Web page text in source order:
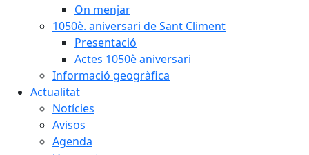
On menjar
1050è. aniversari de Sant Climent
Presentació
Actes 1050è aniversari
Informació geogràfica
Actualitat
Notícies
Avisos
Agenda